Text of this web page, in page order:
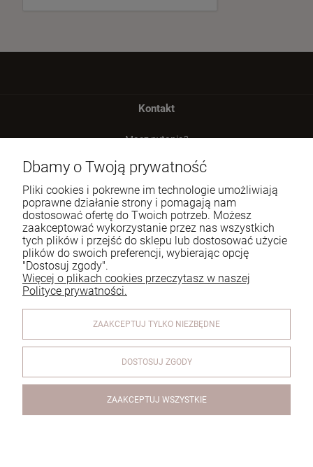
Kontakt
Masz pytania?
E-mail: zamowienia@homeperfume.pl
Pomoc
Reklamacje i zwroty
O firmie
Dbamy o Twoją prywatność
Pliki cookies i pokrewne im technologie umożliwiają
poprawne działanie strony i pomagają nam
dostosować ofertę do Twoich potrzeb. Możesz
zaakceptować wykorzystanie przez nas wszystkich
tych plików i przejść do sklepu lub dostosować użycie
plików do swoich preferencji, wybierając opcję
"Dostosuj zgody".
Więcej o plikach cookies przeczytasz w naszej
Polityce prywatności.
ZAAKCEPTUJ TYLKO NIEZBĘDNE
DOSTOSUJ ZGODY
ZAAKCEPTUJ WSZYSTKIE